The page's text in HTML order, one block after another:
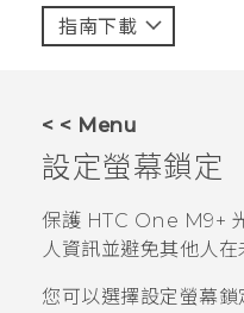
智能手機
配件
VIVERSE
應用程式
指南下載
< < Menu
設定螢幕鎖定
保護 HTC One M9+
人資訊並避免其他人在
您可以選擇設定螢幕